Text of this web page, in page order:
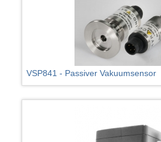
VSP841 - Passiver Vakuumsensor